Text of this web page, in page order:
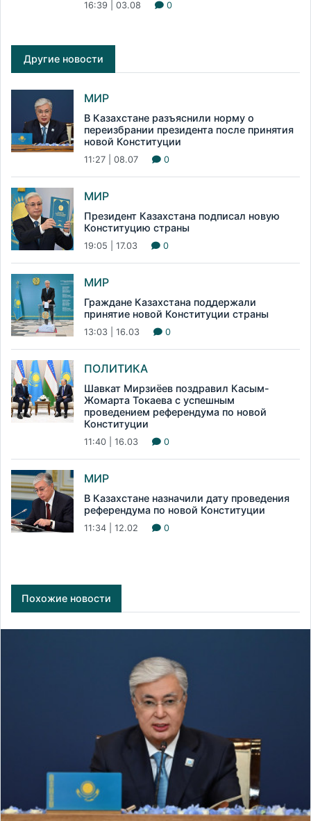
16:39 | 03.08 0
Другие новости
МИР
В Казахстане разъяснили норму о
переизбрании президента после принятия
новой Конституции
11:27 | 08.07 0
МИР
Президент Казахстана подписал новую
Конституцию страны
19:05 | 17.03 0
МИР
Граждане Казахстана поддержали
принятие новой Конституции страны
13:03 | 16.03 0
ПОЛИТИКА
Шавкат Мирзиёев поздравил Касым-
Жомарта Токаева с успешным
проведением референдума по новой
Конституции
11:40 | 16.03 0
МИР
В Казахстане назначили дату проведения
референдума по новой Конституции
11:34 | 12.02 0
Похожие новости